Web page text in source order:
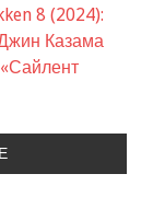
8 (2024):
Казама